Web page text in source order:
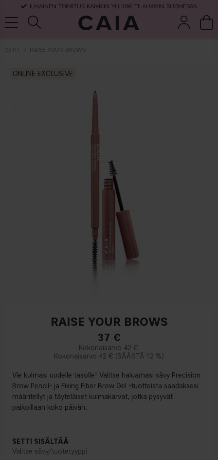
ILMAINEN TOIMITUS KAIKKIIN YLI 30€ TILAUKSIIN SUOMESSA
SETIT RAISE YOUR BROWS
ONLINE EXCLUSIVE
RAISE YOUR BROWS
37 €
42 €
42 €
12 %
Vie kulmasi uudelle tasolle! Valitse haluamasi sävy Precision
Brow Pencil- ja Fixing Fiber Brow Gel -tuotteista saadaksesi
määritellyt ja täyteläiset kulmakarvat, jotka pysyvät
paikoillaan koko päivän.
SETTI SISÄLTÄÄ
Valitse sävy/tuotetyyppi
hajuvesi